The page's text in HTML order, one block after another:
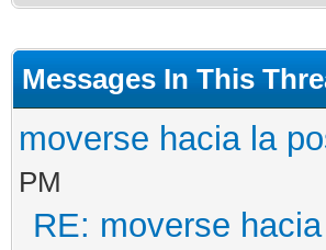
Messages In This
moverse hacia la
PM
RE: moverse